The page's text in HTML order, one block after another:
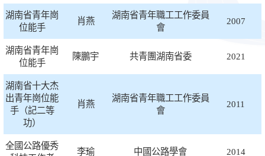
湖南省青年崗
位能手
肖燕
湖南省青年職工工作委員
會
2007
湖南省青年崗
位能手
陳鵬宇 共青團湖南省委 2021
湖南省十大杰
出青年崗位能
手（記二等
功）
肖燕
湖南省青年職工工作委員
會
2011
全國公路優秀
李瑜 中國公路學會 2014